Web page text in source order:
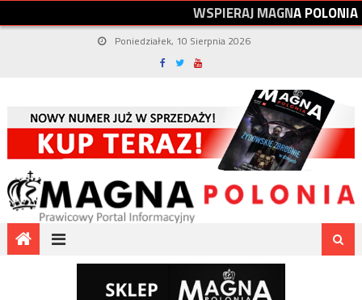
WSPIERAJMAGNAPOLONIA
Poniedziałek, 10 Sierpnia 2026